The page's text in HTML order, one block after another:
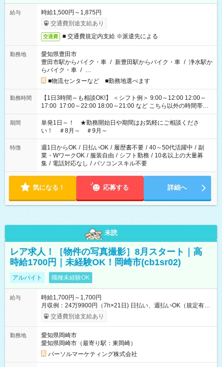
給与
時給1,500円～1,875円
交通費別途支給あり
交通費 ■ 交通費規定内支給 ※派遣先による
勤務地
愛知県豊田市
豊田市駅からバイク・車 / 新豊田駅からバイク・車 / 浄水駅か
らバイク・車 / …
■物流センターなど ■勤務地選べます
勤務時間
【1日3時間～も相談OK!】 ＜シフト例＞ 9:00～12:00 12:00～
17:00 17:00～22:00 18:00～21:00 など こちら以外の時間帯も
お気軽にご相談ください！
期間
単発1日～！ ★勤務開始日や期間はお気軽にご相談くださ
い！ ＃8月～ ＃9月～
特徴 週1日からOK / 日払いOK / 履歴書不要 / 40～50代活躍中 / 副
業・WワークOK / 服装自由 / シフト勤務 / 10名以上の大量募
集 / 電話対応なし / パソコンスキル不要
気になる！ 応募する 詳細へ
未読
レア求人！［物件の写真撮影］8月スタート｜高
時給1700円｜未経験OK！岡崎市(cb1sr02)
アルバイト 職種未経験OK
給与
時給1,700円～1,700円
月収例：24万9900円（7h×21日) 日払い、週払いOK（規定有
り） 【試用期間】試用期間なし
交通費別途支給あり
勤務地
愛知県岡崎市
愛知県岡崎市（最寄り駅：東岡崎）
パーソルマーケティング株式会社